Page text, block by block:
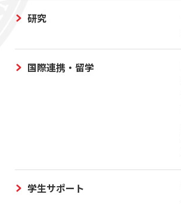
研究
国際連携・留学
学生サポート